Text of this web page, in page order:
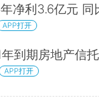
年净利3.6亿元
APP打开
到期房地产信
APP打开